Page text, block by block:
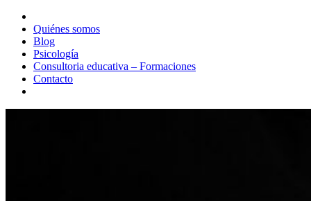
Quiénes somos
Blog
Psicología
Consultoria educativa – Formaciones
Contacto